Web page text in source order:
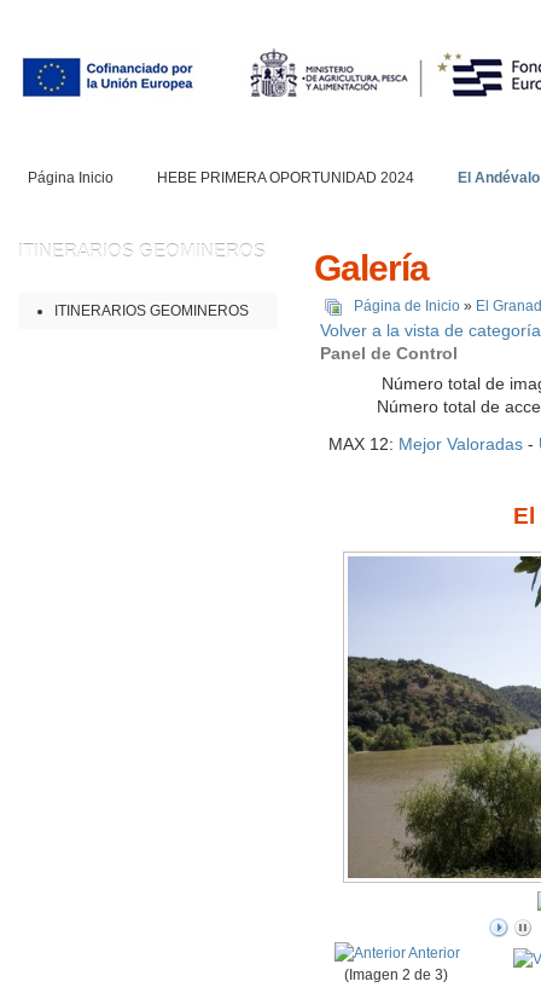
Página Inicio HEBE PRIMERA OPORTUNIDAD 2024 El Andévalo
Galería
Página de Inicio » El
Volver a la vista de categoría
Panel de Control
Número total de
Número total de
MAX 12: Mejor Valoradas-
Anterior
(Imagen 2 de 3)
ITINERARIOS GEOMINEROS
ITINERARIOS GEOMINEROS